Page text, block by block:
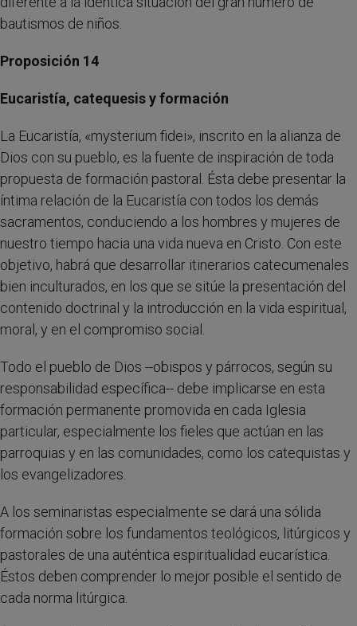
bautismos de niños.
Proposición 14
Eucaristía, catequesis y formación
La Eucaristía, «mysterium fidei», inscrito en la alianza de
Dios con su pueblo, es la fuente de inspiración de toda
propuesta de formación pastoral. Ésta debe presentar la
íntima relación de la Eucaristía con todos los demás
sacramentos, conduciendo a los hombres y mujeres de
nuestro tiempo hacia una vida nueva en Cristo. Con este
objetivo, habrá que desarrollar itinerarios catecumenales
bien inculturados, en los que se sitúe la presentación del
contenido doctrinal y la introducción en la vida espiritual,
moral, y en el compromiso social.
Todo el pueblo de Dios --obispos y párrocos, según su
responsabilidad específica-- debe implicarse en esta
formación permanente promovida en cada Iglesia
particular, especialmente los fieles que actúan en las
parroquias y en las comunidades, como los catequistas y
los evangelizadores.
A los seminaristas especialmente se dará una sólida
formación sobre los fundamentos teológicos, litúrgicos y
pastorales de una auténtica espiritualidad eucarística.
Éstos deben comprender lo mejor posible el sentido de
cada norma litúrgica.